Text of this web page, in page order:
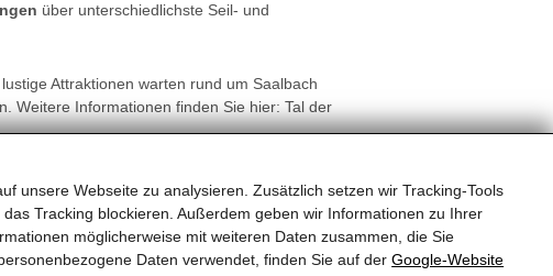
unsere Webseite zu analysieren. Zusätzlich setzen wir Tracking-Tools
das Tracking blockieren. Außerdem geben wir Informationen zu Ihrer
möglicherweise mit weiteren Daten zusammen, die Sie
Daten verwendet, finden Sie auf derGoogle‑Website
über unterschiedlichste Seil- und
Attraktionen warten rund um Saalbach
Weitere Informationen finden Sie hier: Tal der